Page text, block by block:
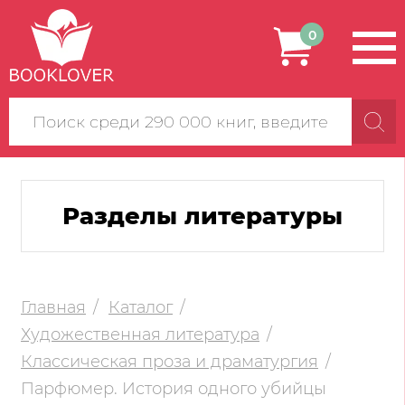
Поиск
по
сайту
0
Разделы литературы
Главная
Каталог
Художественная литература
Классическая проза и драматургия
Парфюмер. История одного убийцы